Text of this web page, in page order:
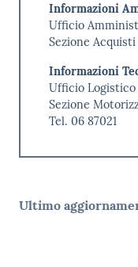
Informazioni
Ufficio
Sezione Acquisti
Informazioni
Ufficio Logistico
Sezione
Tel. 06 87021
Ultimo